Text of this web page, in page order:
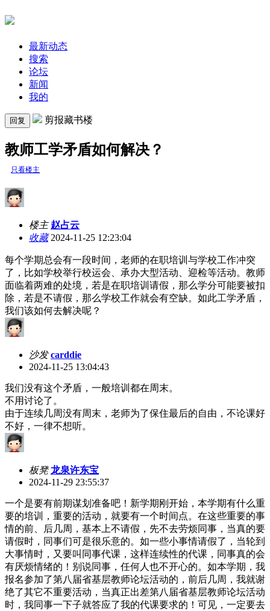
最新动态
搜索
论坛
新闻
我的
回复 剪报藏书楼
教师工学矛盾如何解决？
只看楼主
楼主 赵占云
收藏2024-11-25 12:23:04
每个学期总会有一段时间，老师的在职培训与学校工作冲突
了，比如学校举行校运会、承办大型活动、迎检等活动。教师
面临着两难的处境，若是在职培训请假，那么学分可能要被扣
除，若是不请假，那么学校工作就会有空缺。如此工学矛盾，
我们该如何去解决呢？
沙发 carddie
2024-11-25 13:04:43
我们没有这个矛盾，一般培训都在周末。
不用讨论了。
由于连续几周没有周末，老师为了保住最后的自由，不论课好
不好，一律不想听。
板凳 龙泉许东宝
2024-11-29 23:55:37
一个是要有前期谋划准备吧！新学期刚开始，本学期有什么重
要的培训，重要的活动，就要有一个时间点。在这些重要的事
情的前、后几周，基本上不请假，先不去劳烦同事，当真的要
请假时，同事们可是很乐意的。如一些小事情请假了，当轮到
大事情时，又要叫同事代课，这样连续性的代课，同事真的会
有厌烦情绪的！别说同事，任何人也不开心的。如本学期，我
报名参加了第八届省基层教师论坛活动的，前后几周，我就谢
绝了其它不重要活动，当真正出差第八届省基层教师论坛活动
时，我同事一下子就答应了我的代课要求的！可见，一定要去